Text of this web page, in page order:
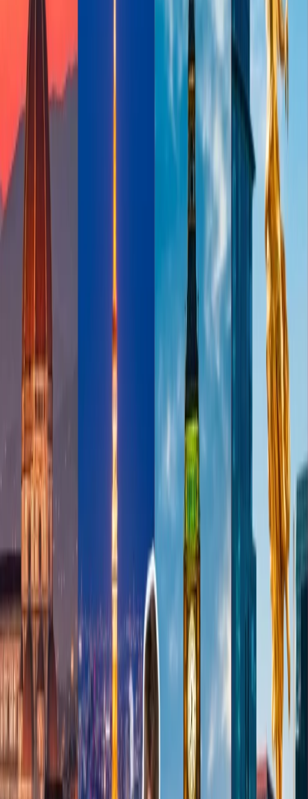
Reserve vuelos en horas de menor afluencia:
Si quiere
conseguir vuelos baratos después de Navidad, tiene que
reservar el vuelo en horas de menor afluencia, como vuelos a
primera hora de la mañana o a última hora de la tarde. Puede
ahorrar el máximo dinero posible para su viaje. Además, los
vuelos matutinos son mucho menos propensos a sufrir retrasos
acumulados a lo largo del día.
Reserve el vuelo en el mejor mes: Para obtener vuelos
económicos para su viaje después de Navidad, puede reservar
en enero. A finales de enero suelen encontrarse las tarifas más
Palabras finales
Para encontrar vuelos asequibles para viajar a su destino favorito
después de Navidad y celebrar las fiestas con alegría, debe leer este
artículo. Todos los consejos le serán útiles para usted para ahorrar
dinero al máximo. Además, puede visitar el sitio web oficial de la
aerolínea para reservar su vuelo y encontrar opciones económicas
¿Es mejor comprar los vuelos antes o después de Navidad?
Casi siempre es mejor reservar los vuelos antes de Navidad. Puede
reservar el vuelo con 3 o 4 meses de antelación para obtener vuelos
¿Cuál es el mejor mes para reservar el vuelo después de Navidad?
El mejor mes para reservar el vuelo después de Navidad es enero.
¿Por qué bajan los precios de los vuelos después de Navidad?
Los precios de los vuelos bajan después de Navidad, después de una
caída repentina en la demanda de viajes combinados con la típica
recesión económica posterior a las vacaciones.
¿Cuál es el día más barato para volar después de Navidad?
El día más barato para volar después de Navidad es el de Año
Nuevo, cuando las aerolíneas bajan los precios de los billetes para
¿Puedo reservar un vuelo barato con Travomint después de Navidad?
Sí, puede reservar un vuelo barato con Travomint después de
Navidad y disfrutar de un viaje memorable.
Atención al cliente 24/7
Cancelación
Experto en hoteles